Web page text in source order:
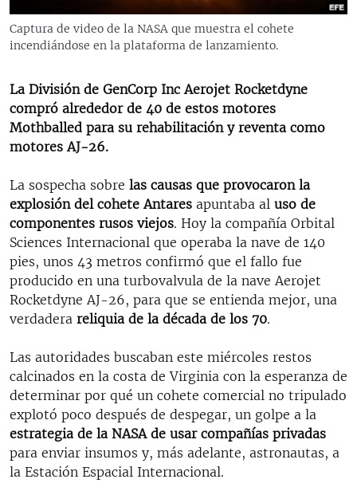
LA REALIDAD DE LA VIVIENDA EN CUBA
SER VIEJO EN CUBA
LOS SANTOS DE HIALEAH
DESINFORMACIÓN RUSA EN AMÉRICA LATINA
EDITORIALES
Captura de video de la NASA que muestra el cohete
incendiándose en la plataforma de lanzamiento.
La División de GenCorp Inc Aerojet Rocketdyne
compró alrededor de 40 de estos motores
Mothballed para su rehabilitación y reventa como
motores AJ-26.
La sospecha sobre las causas que provocaron la
explosión del cohete Antares apuntaba al uso de
componentes rusos viejos. Hoy la compañía Orbital
Sciences Internacional que operaba la nave de 140
pies, unos 43 metros confirmó que el fallo fue
producido en una turbovalvula de la nave Aerojet
Rocketdyne AJ-26, para que se entienda mejor, una
verdadera reliquia de la década de los 70.
Las autoridades buscaban este miércoles restos
calcinados en la costa de Virginia con la esperanza de
determinar por qué un cohete comercial no tripulado
explotó poco después de despegar, un golpe a la
estrategia de la NASA de usar compañías privadas
para enviar insumos y, más adelante, astronautas, a
la Estación Espacial Internacional.